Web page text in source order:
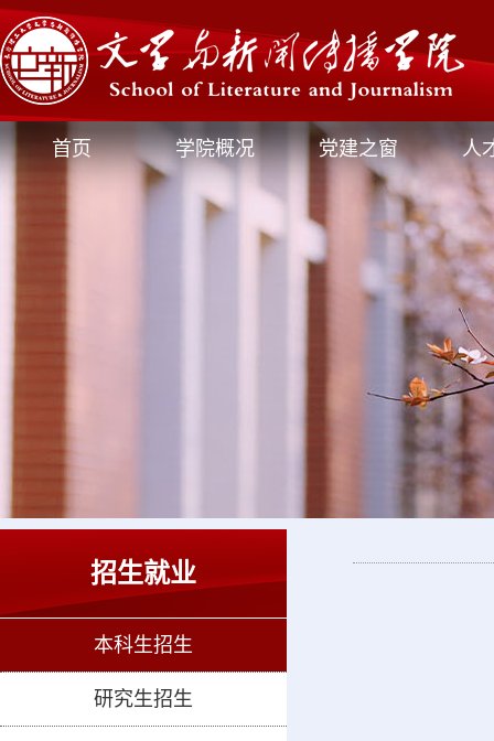
首页 学院概况 党建之窗 人
招生就业
本科生招生
研究生招生